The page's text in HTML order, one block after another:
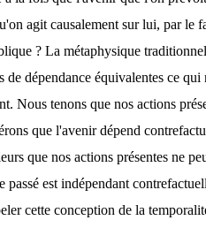
agit causalement sur lui, par le
? La métaphysique
de dépendance équivalentes ce
Nous tenons que nos actions
que l'avenir dépend
que nos actions présentes ne
passé est indépendant
cette conception de la